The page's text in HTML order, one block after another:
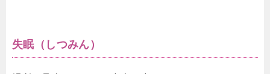
失眠（しつみん）